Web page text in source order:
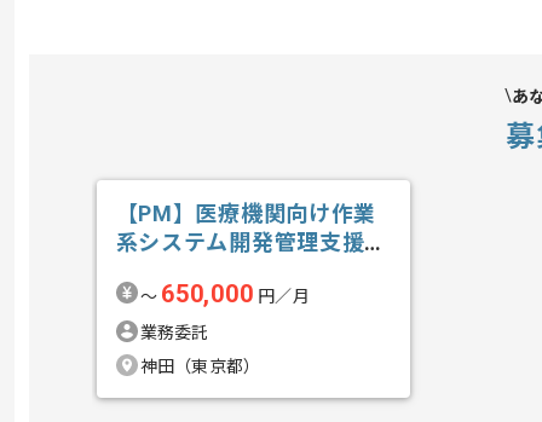
あ
【PM】医療機関向け作業
系システム開発管理支援の
〜 650,000 円／月
業務委託
神田（東京都）